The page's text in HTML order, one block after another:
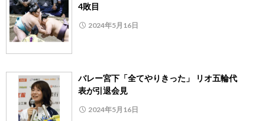
4敗目
2024年5月16日
バレー宮下「全てやりきった」 リオ五輪代
表が引退会見
2024年5月16日